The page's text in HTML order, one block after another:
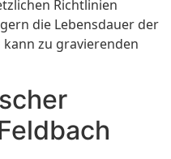
Richtlinien
die Lebensdauer der
zu gravierenden